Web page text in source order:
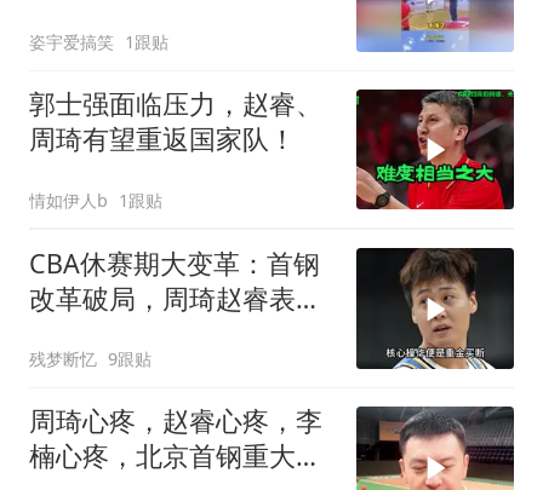
姿宇爱搞笑 1跟贴
郭士强面临压力，赵睿、
周琦有望重返国家队！
情如伊人b 1跟贴
CBA休赛期大变革：首钢
改革破局，周琦赵睿表态
残梦断忆 9跟贴
周琦心疼，赵睿心疼，李
楠心疼，北京首钢重大交